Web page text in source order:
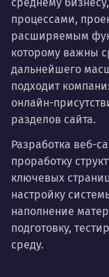
процессами,
расширяемым
которому важны
дальнейшего
подходит
онлайн-
разделов сайта.
Разработка веб-
проработку
ключевых
настройку
наполнение
подготовку,
среду.